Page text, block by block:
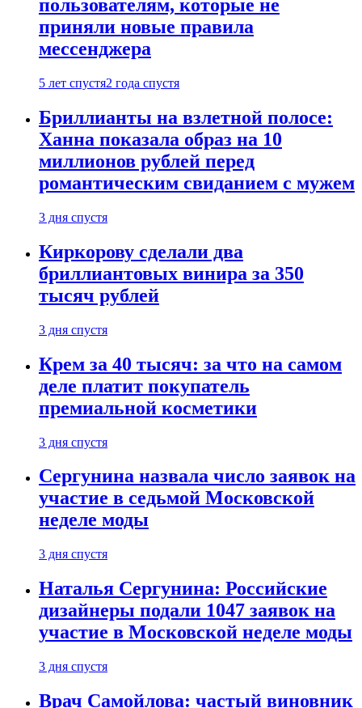
пользователям, которые не
приняли новые правила
мессенджера
5 лет спустя2 года спустя
Бриллианты на взлетной полосе:
Ханна показала образ на 10
миллионов рублей перед
романтическим свиданием с мужем
3 дня спустя
Киркорову сделали два
бриллиантовых винира за 350
тысяч рублей
3 дня спустя
Крем за 40 тысяч: за что на самом
деле платит покупатель
премиальной косметики
3 дня спустя
Сергунина назвала число заявок на
участие в седьмой Московской
неделе моды
3 дня спустя
Наталья Сергунина: Российские
дизайнеры подали 1047 заявок на
участие в Московской неделе моды
3 дня спустя
Врач Самойлова: частый виновник